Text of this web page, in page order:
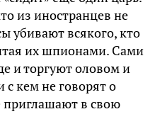
из иностранцев не
убивают всякого, кто
их шпионами. Сами
и торгуют оловом и
кем не говорят о
приглашают в свою